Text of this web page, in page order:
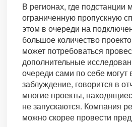
В регионах, где подстанции
ограниченную пропускную
этом в очереди на
большое количество
может потребоваться
дополнительные
очереди сами по себе могут
заблуждение, говорится в
многие проекты,
не запускаются. Компания
можно скорее провести